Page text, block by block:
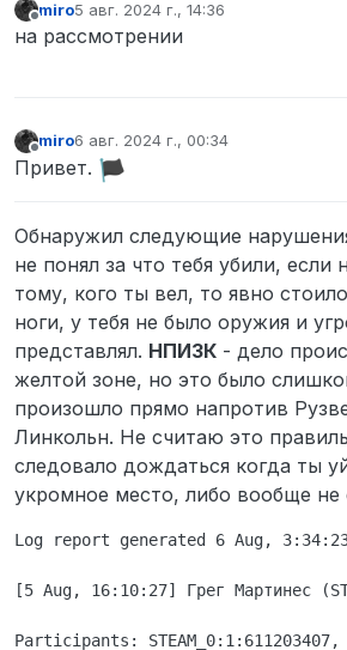
miro5 авг. 2024 г., 14:36
отредактировано
на рассмотрении
Не в сети
miro6 авг. 2024 г., 00:34
отредактировано
Привет.
Обнаружил следующие
не понял за что тебя убили,
тому, кого ты вел, то явно
ноги, у тебя не было оружия и
представлял. НПИЗК - дело
желтой зоне, но это было
произошло прямо напротив
Линкольн. Не считаю это
следовало дождаться когда ты
укромное место, либо вообще не
Log report generated 6 Aug,
[5 Aug, 16:10:27] Грег Мартинес